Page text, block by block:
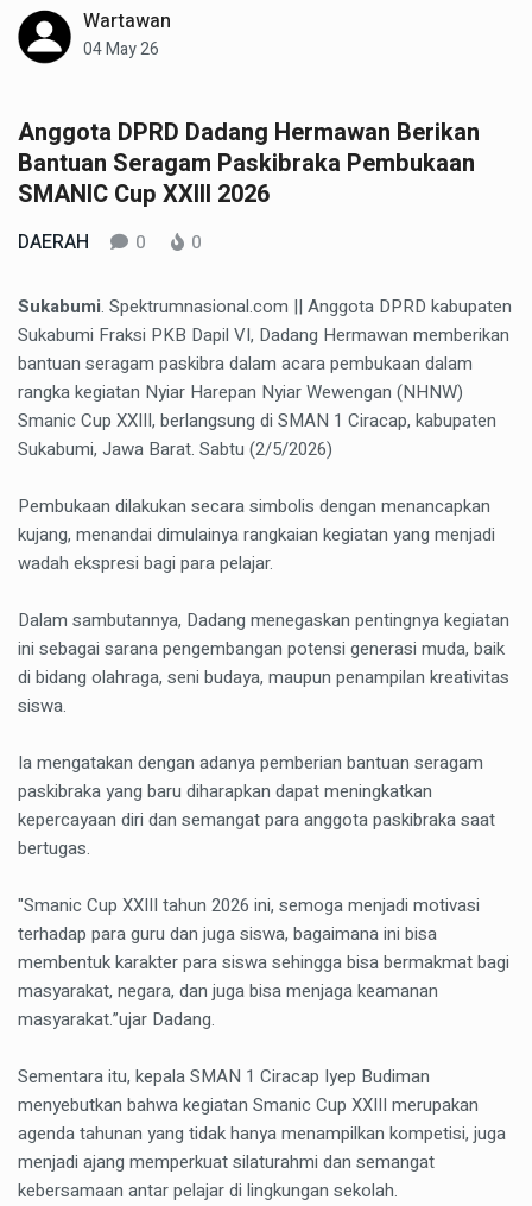
Wartawan
04 May 26
Anggota DPRD Dadang Hermawan Berikan
Bantuan Seragam Paskibraka Pembukaan
SMANIC Cup XXIII 2026
DAERAH 0 0
Sukabumi. Spektrumnasional.com || Anggota DPRD kabupaten
Sukabumi Fraksi PKB Dapil VI, Dadang Hermawan memberikan
bantuan seragam paskibra dalam acara pembukaan dalam
rangka kegiatan Nyiar Harepan Nyiar Wewengan (NHNW)
Smanic Cup XXIII, berlangsung di SMAN 1 Ciracap, kabupaten
Sukabumi, Jawa Barat. Sabtu (2/5/2026)
Pembukaan dilakukan secara simbolis dengan menancapkan
kujang, menandai dimulainya rangkaian kegiatan yang menjadi
wadah ekspresi bagi para pelajar.
Dalam sambutannya, Dadang menegaskan pentingnya kegiatan
ini sebagai sarana pengembangan potensi generasi muda, baik
di bidang olahraga, seni budaya, maupun penampilan kreativitas
siswa.
Ia mengatakan dengan adanya pemberian bantuan seragam
paskibraka yang baru diharapkan dapat meningkatkan
kepercayaan diri dan semangat para anggota paskibraka saat
bertugas.
‎"Smanic Cup XXIII tahun 2026 ini, semoga menjadi motivasi
terhadap para guru dan juga siswa, bagaimana ini bisa
membentuk karakter para siswa sehingga bisa bermakmat bagi
masyarakat, negara, dan juga bisa menjaga keamanan
masyarakat.”ujar Dadang.
Sementara itu, kepala SMAN 1 Ciracap Iyep Budiman
menyebutkan bahwa kegiatan Smanic Cup XXIII merupakan
agenda tahunan yang tidak hanya menampilkan kompetisi, juga
menjadi ajang memperkuat silaturahmi dan semangat
kebersamaan antar pelajar di lingkungan sekolah.